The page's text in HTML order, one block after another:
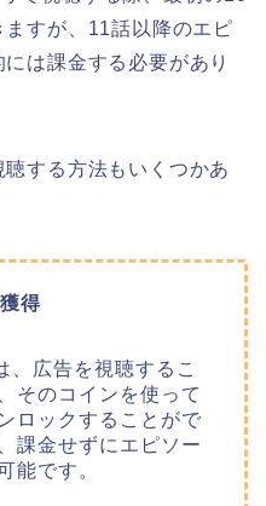
すが、11話以降のエピ
は課金する必要があり
する方法もいくつかあ
得
広告を視聴するこ
そのコインを使って
ロックすることがで
課金せずにエピソー
能です。